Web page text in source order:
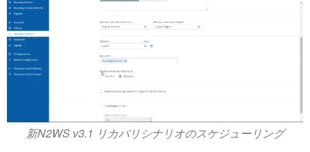
新N2WS v3.1 リカバリシナリオのスケジューリング